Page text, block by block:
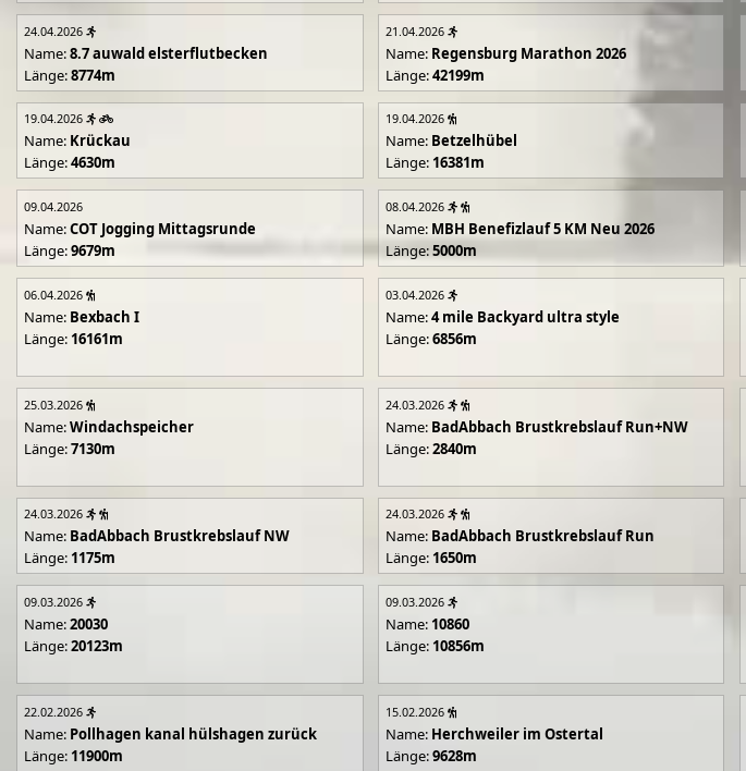
24.04.2026
Name:8.7 auwald elsterflutbecken
Länge:8774m
21.04.2026
Name: Regensburg Marathon 2026
Länge:42199m
19.04.2026
Name: Krückau
Länge:4630m
19.04.2026
Name: Betzelhübel
Länge: 16381m
09.04.2026
Name:COT Jogging Mittagsrunde
Länge:9679m
08.04.2026
Name: MBH Benefizlauf 5 KM Neu 2026
Länge:5000m
06.04.2026
Name: Bexbach I
Länge: 16161m
03.04.2026
Name:4 mile Backyard ultra style
Länge:6856m
25.03.2026
Name:Windachspeicher
Länge:7130m
24.03.2026
Name: BadAbbach Brustkrebslauf Run+NW
Länge:2840m
24.03.2026
Name: BadAbbach Brustkrebslauf NW
Länge: 1175m
24.03.2026
Name: BadAbbach Brustkrebslauf Run
Länge: 1650m
09.03.2026
Name:20030
Länge:20123m
09.03.2026
Name: 10860
Länge: 10856m
22.02.2026
Name: Pollhagen kanal hülshagen zurück
Länge: 11900m
15.02.2026
Name: Herchweiler im Ostertal
Länge:9628m